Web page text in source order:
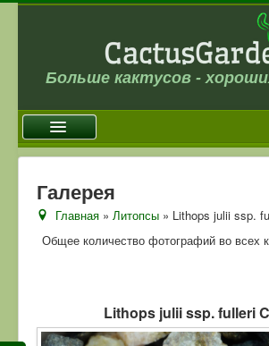
Больше кактусов -
Новости
Галерея
Отзывы
Галерея
Главная »Литопсы » Lithops julii ssp.
Общее количество фотографий во всех
Lithops julii ssp. fulleri